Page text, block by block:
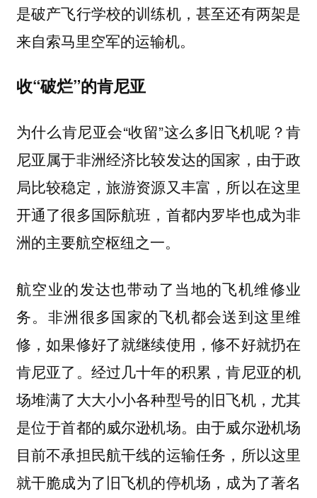
是破产飞行学校的训练机，甚至还有两架是
来自索马里空军的运输机。
收“破烂”的肯尼亚
为什么肯尼亚会“收留”这么多旧飞机呢？肯
尼亚属于非洲经济比较发达的国家，由于政
局比较稳定，旅游资源又丰富，所以在这里
开通了很多国际航班，首都内罗毕也成为非
洲的主要航空枢纽之一。
航空业的发达也带动了当地的飞机维修业
务。非洲很多国家的飞机都会送到这里维
修，如果修好了就继续使用，修不好就扔在
肯尼亚了。经过几十年的积累，肯尼亚的机
场堆满了大大小小各种型号的旧飞机，尤其
是位于首都的威尔逊机场。由于威尔逊机场
目前不承担民航干线的运输任务，所以这里
就干脆成为了旧飞机的停机场，成为了著名